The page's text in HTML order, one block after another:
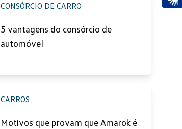
CONSÓRCIO DE CARRO
5 vantagens do consórcio de
automóvel
CARROS
Motivos que provam que Amarok é